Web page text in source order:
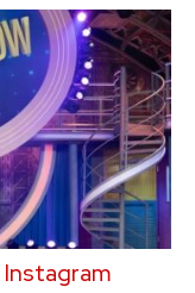
Instagram